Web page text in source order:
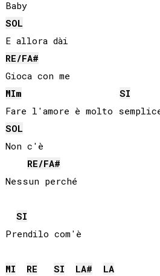
Baby
SOL
RE/FA#
MIm
SI
SOL
Non c'è
RE/FA#
SI
Prendilo com'è
MI RE SI LA# LA